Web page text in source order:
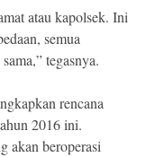
atau kapolsek. Ini
semua
tegasnya.
rencana
2016 ini.
akan beroperasi